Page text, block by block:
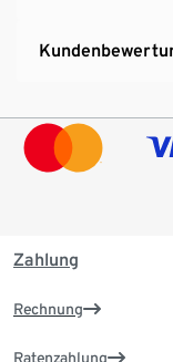
Zahlung
Rechnung
Ratenzahlung